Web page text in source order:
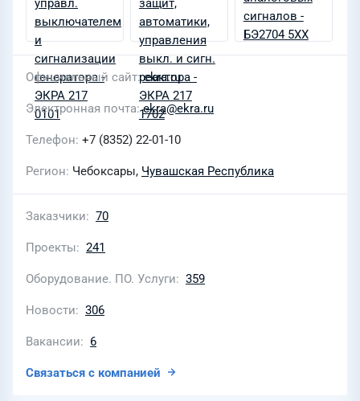
Официальный сайт ekra.ru
Электронная почта ekra@ekra.ru
Телефон +7 (8352) 22-01-10
Регион Чебоксары, Чувашская Республика
Заказчики 70
Проекты 241
Оборудование. ПО. Услуги 359
Новости 306
Вакансии 6
Связаться с компанией